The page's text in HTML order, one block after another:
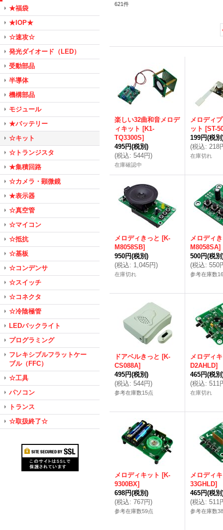
★福袋
★IOP★
☆速攻☆
発光ダイオード（LED）
受動部品
半導体
機構部品
モジュール
★バッテリー
☆キット
☆トランジスタ
★集積回路
☆カメラ・顕微鏡
★表示器
☆真空管
☆マイコン
☆抵抗
☆基板
☆コンデンサ
☆スイッチ
☆コネクタ
☆冷陰極管
LEDバックライト
プログラミング
フレキシブルフラットケー
ブル（FFC）
☆工具
パソコン
トランス
☆取扱終了☆
621件
楽しい32曲和音メロデ
ィキット [K1-
TQ3300S]
495円(税別)
(税込: 544円)
在庫確認中
メロディ
ット [ST-
199円(税別
(税込: 218
在庫切れ
メロディきっと [K-
M8058SB]
950円(税別)
(税込: 1,045円)
在庫切れ
メロディ
M8058SA]
500円(税別
(税込: 550
参考在庫数
ドアベルきっと [K-
CS088A]
495円(税別)
(税込: 544円)
参考在庫数15点
メロディ
D2AHLD]
465円(税別
(税込: 511
在庫切れ
メロディキット [K-
9300BX]
698円(税別)
(税込: 767円)
参考在庫数59点
メロディ
33GHLD]
465円(税別
(税込: 511
参考在庫数